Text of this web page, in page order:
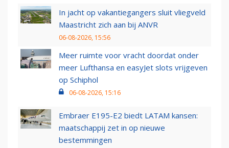
In jacht op vakantiegangers sluit vliegveld
Maastricht zich aan bij ANVR
06-08-2026, 15:56
Meer ruimte voor vracht doordat onder
meer Lufthansa en easyJet slots vrijgeven
op Schiphol
06-08-2026, 15:16
Embraer E195-E2 biedt LATAM kansen:
maatschappij zet in op nieuwe
bestemmingen